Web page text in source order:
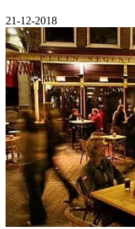
21-12-2018